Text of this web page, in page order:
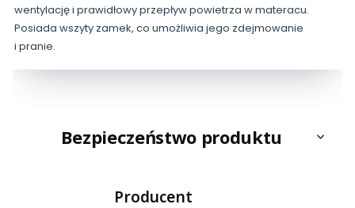
wentylację i prawidłowy przepływ powietrza w materacu.
Posiada wszyty zamek, co umożliwia jego zdejmowanie
i pranie.
Bezpieczeństwo produktu
Producent